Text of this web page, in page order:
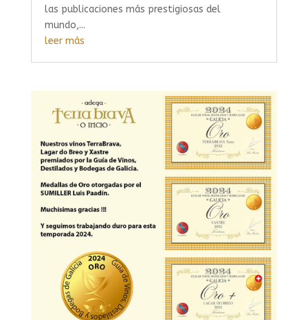
las publicaciones más prestigiosas del
mundo,...
leer más